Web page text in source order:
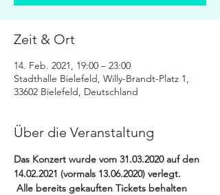
Zeit & Ort
14. Feb. 2021, 19:00 – 23:00
Stadthalle Bielefeld, Willy-Brandt-Platz 1,
33602 Bielefeld, Deutschland
Über die Veranstaltung
Das Konzert wurde vom 31.03.2020 auf den
14.02.2021 (vormals 13.06.2020) verlegt.
Alle bereits gekauften Tickets behalten